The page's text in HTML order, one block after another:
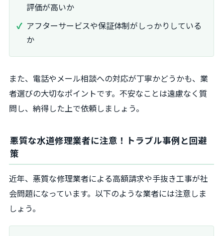
評価が高いか
アフターサービスや保証体制がしっかりしている
か
また、電話やメール相談への対応が丁寧かどうかも、業
者選びの大切なポイントです。不安なことは遠慮なく質
問し、納得した上で依頼しましょう。
悪質な水道修理業者に注意！トラブル事例と回避
策
近年、悪質な修理業者による高額請求や手抜き工事が社
会問題になっています。以下のような業者には注意しま
しょう。